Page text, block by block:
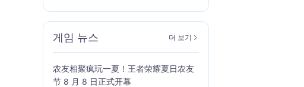
게임 뉴스 더 보기
农友相聚疯玩一夏！王者荣耀夏日农友
节 8 月 8 日正式开幕